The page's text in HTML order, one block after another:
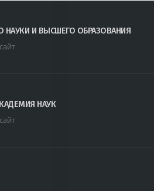
НАУКИ И ВЫСШЕГО ОБРАЗОВАНИЯ
НАУК